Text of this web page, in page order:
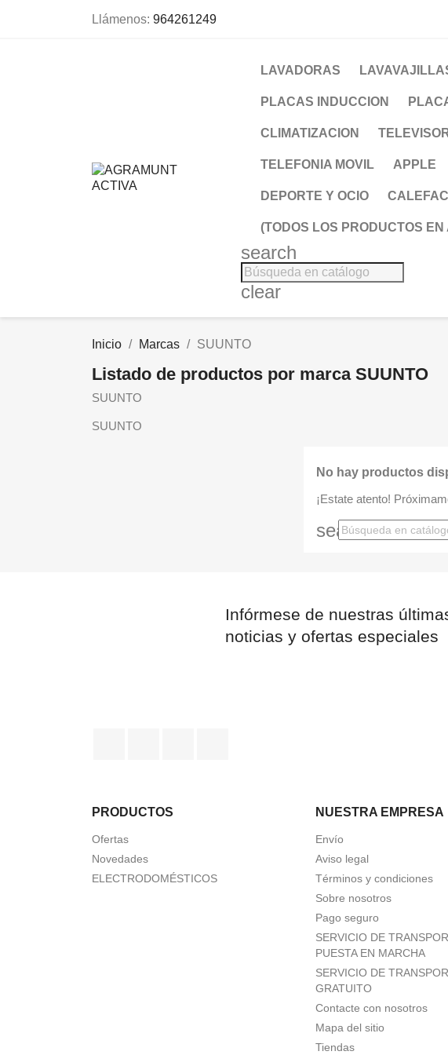
Llámenos: 964261249
LAVADORAS
PLACAS INDUCCION
CLIMATIZACION
TELEFONIA MOVIL APPLE
DEPORTE Y OCIO
(TODOS LOS PRODUCTOS
search
clear
Inicio Marcas SUUNTO
Listado de productos por marca SUUNTO
SUUNTO
SUUNTO
No hay productos
¡Estate atento!
search
Infórmese de nuestras
noticias y ofertas especiales
PRODUCTOS
Ofertas
Novedades
ELECTRODOMÉSTICOS
NUESTRA EMPRESA
Envío
Aviso legal
Términos y condiciones
Sobre nosotros
Pago seguro
SERVICIO DE
PUESTA EN MARCHA
SERVICIO DE
GRATUITO
Contacte con nosotros
Mapa del sitio
Tiendas